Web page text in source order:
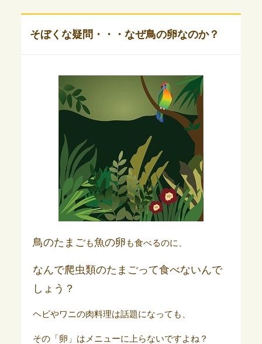
そぼくな疑問・・・なぜ鳥の卵なのか？
鳥のたまごも魚の卵も食べるのに、
なんで爬虫類のたまごって食べないんで
しょう？
ヘビやワニの肉料理は話題になっても、
その「卵」はメニューに上らないですよね？